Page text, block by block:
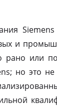
Siemens
и
рано или
но это